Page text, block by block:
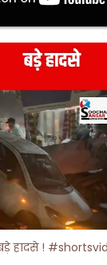
हादसे !